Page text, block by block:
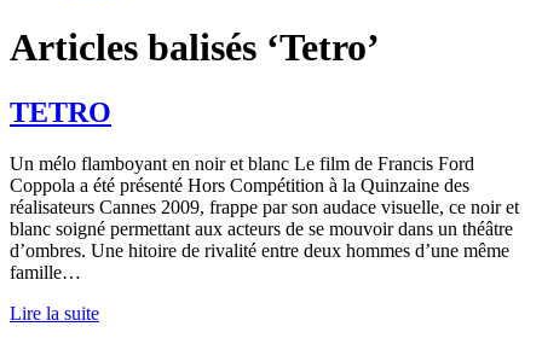
Articles balisés ‘Tetro’
TETRO
Un mélo flamboyant en noir et blanc Le film de Francis Ford
Coppola a été présenté Hors Compétition à la Quinzaine des
réalisateurs Cannes 2009, frappe par son audace visuelle, ce noir et
blanc soigné permettant aux acteurs de se mouvoir dans un théâtre
d’ombres. Une hitoire de rivalité entre deux hommes d’une même
famille…
Lire la suite